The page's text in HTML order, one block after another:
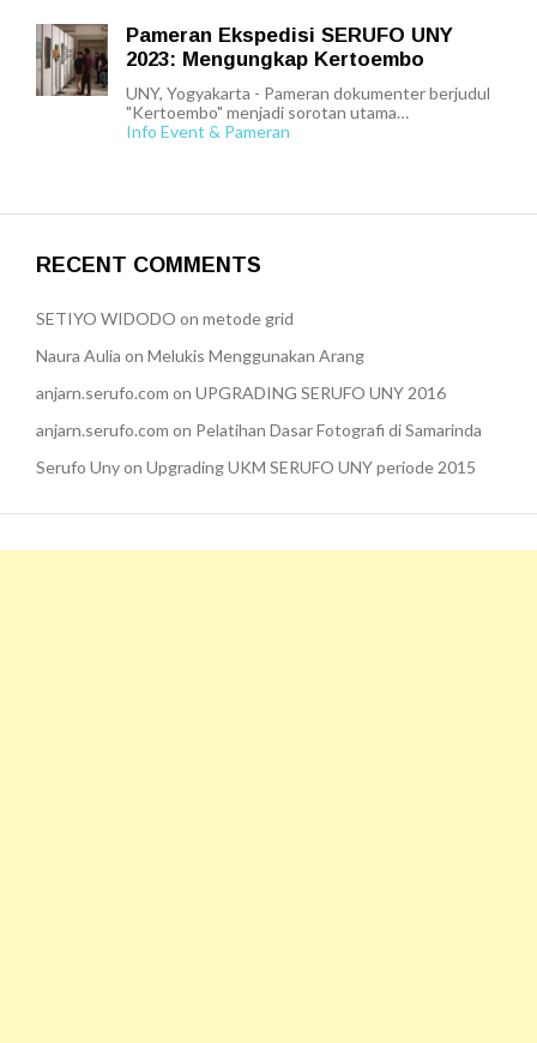
Pameran Ekspedisi SERUFO UNY
2023: Mengungkap Kertoembo
UNY, Yogyakarta - Pameran dokumenter berjudul
"Kertoembo" menjadi sorotan utama…
Info Event & Pameran
RECENT COMMENTS
SETIYO WIDODO on metode grid
Naura Aulia on Melukis Menggunakan Arang
anjarn.serufo.com on UPGRADING SERUFO UNY 2016
anjarn.serufo.com on Pelatihan Dasar Fotografi di Samarinda
Serufo Unyon Upgrading UKM SERUFO UNY periode 2015